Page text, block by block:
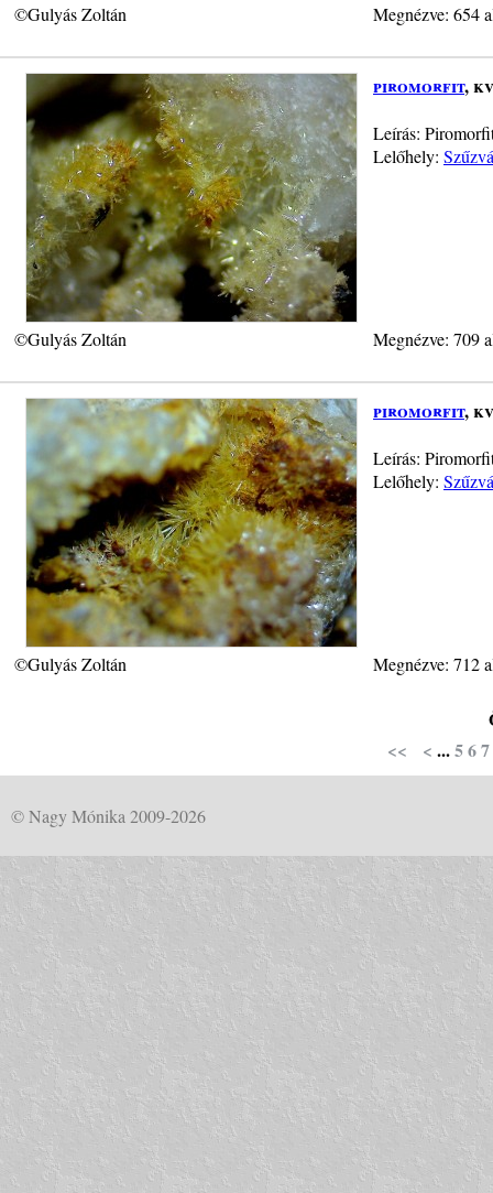
©Gulyás Zoltán Megnézve: 654
piromorfit,
Leírás:
Lelőhely:
©Gulyás Zoltán Megnézve: 709
piromorfit,
Leírás:
Lelőhely:
©Gulyás Zoltán Megnézve: 712
<<
< ...567
© Nagy Mónika 2009-2026